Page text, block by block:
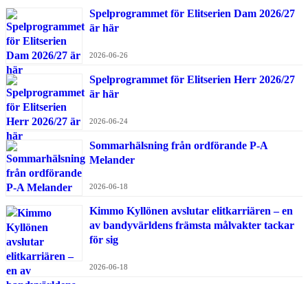
Spelprogrammet för Elitserien Dam 2026/27
är här
2026-06-26
Spelprogrammet för Elitserien Herr 2026/27
är här
2026-06-24
Sommarhälsning från ordförande P-A
Melander
2026-06-18
Kimmo Kyllönen avslutar elitkarriären – en
av bandyvärldens främsta målvakter tackar
för sig
2026-06-18